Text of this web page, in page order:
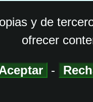
y de
ofrecer
-